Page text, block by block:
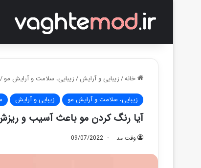
خانه/زیبایی و آرایش/زیبایی، سلامت و آرایش مو/
زیبایی، سلامت و آرایش مو زیبایی و آرایش
آیا رنگ کردن مو باعث آسیب و
وقت مد 09/07/2022